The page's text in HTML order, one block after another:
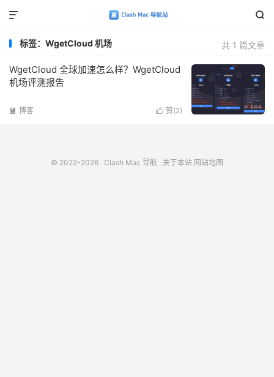


共 1 篇文章
标签：WgetCloud 机场
WgetCloud 全球加速怎么样？WgetCloud
机场评测报告
 赞(2)
 博客
© 2022-2026 Clash Mac 导航 关于本站 网站地图